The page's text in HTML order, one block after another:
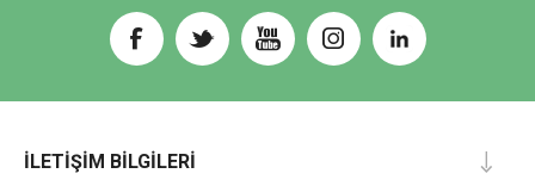
İLETIŞIM BILGILERI